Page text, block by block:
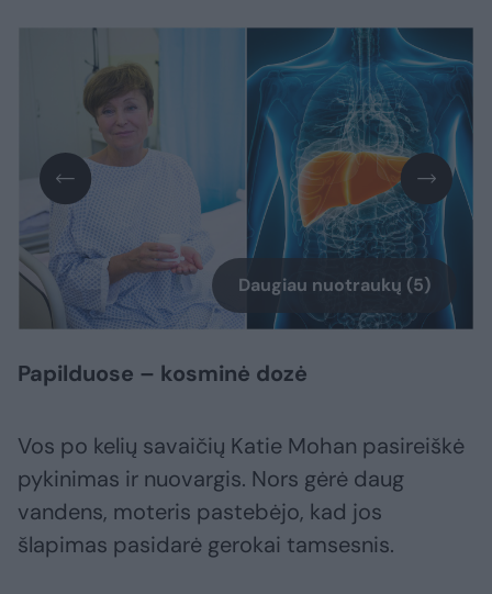
Daugiau nuotraukų (5)
Papilduose – kosminė dozė
Vos po kelių savaičių Katie Mohan pasireiškė
pykinimas ir nuovargis. Nors gėrė daug
vandens, moteris pastebėjo, kad jos
šlapimas pasidarė gerokai tamsesnis.